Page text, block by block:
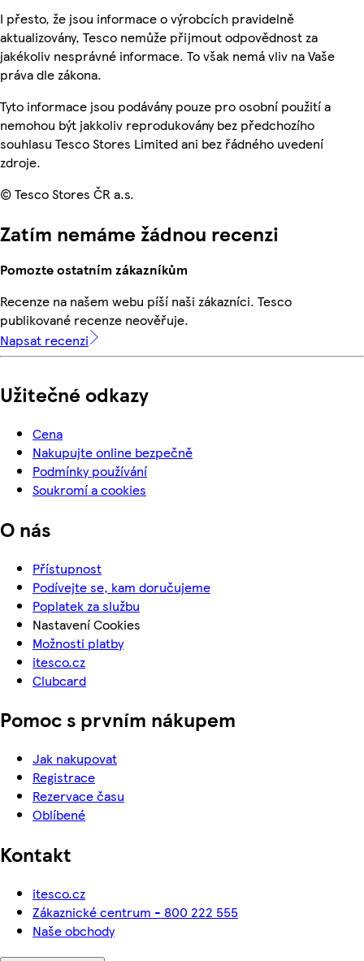
I přesto, že jsou informace o výrobcích pravidelně
aktualizovány, Tesco nemůže přijmout odpovědnost za
jakékoliv nesprávné informace. To však nemá vliv na Vaše
práva dle zákona.
Tyto informace jsou podávány pouze pro osobní použití a
nemohou být jakkoliv reprodukovány bez předchozího
souhlasu Tesco Stores Limited ani bez řádného uvedení
zdroje.
© Tesco Stores ČR a.s.
Zatím nemáme žádnou recenzi
Pomozte ostatním zákazníkům
Recenze na našem webu píší naši zákazníci. Tesco
publikované recenze neověřuje.
Napsat recenzi
Užitečné odkazy
Cena
Nakupujte online bezpečně
Podmínky používání
Soukromí a cookies
O nás
Přístupnost
Podívejte se, kam doručujeme
Poplatek za službu
Nastavení Cookies
Možnosti platby
itesco.cz
Clubcard
Pomoc s prvním nákupem
Jak nakupovat
Registrace
Rezervace času
Oblíbené
Kontakt
itesco.cz
Zákaznické centrum - 800 222 555
Naše obchody